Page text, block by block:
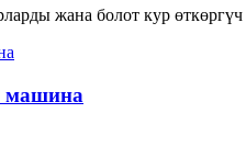
жана болот кур
машина